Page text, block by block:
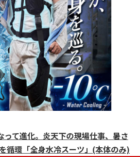
って進化。炎天下の現場仕事、暑さ
循環「全身水冷スーツ」(本体のみ)